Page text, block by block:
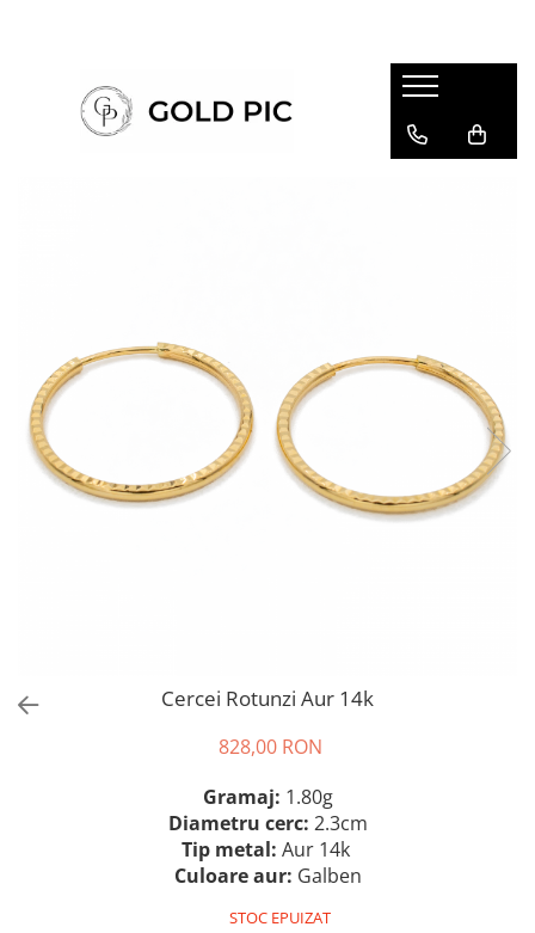
Cercei Rotunzi Aur 14k
828,00 RON
Gramaj: 1.80g
Diametru cerc: 2.3cm
Tip metal: Aur 14k
Culoare aur: Galben
STOC EPUIZAT